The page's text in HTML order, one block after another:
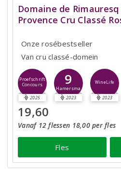
Domaine de
Provence Cru Classé
Onze rosébestseller
Van cru classé-domein
Proefschrift
Concours
2025
9
Hamersma
2023
WineLife
2023
19,60
Vanaf 12 flessen 18,00 per fles
Fles